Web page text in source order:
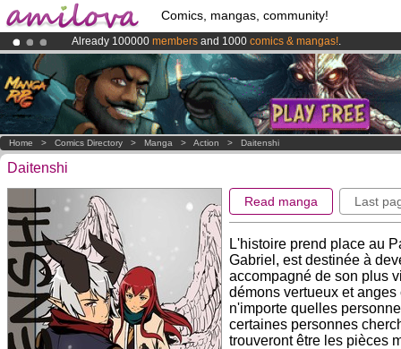
Comics, mangas, community!
Already 100000 members and 1000 comics & mangas!.
AmilovaKickstarter is now LIVE!.
Premium membership from3.95 euros per month !Get membership
Home > Comics Directory > Manga > Action > Daitenshi
Daitenshi
Read manga Last
L'histoire prend place au
Gabriel, est destinée à
accompagné de son plus
démons vertueux et
n'importe quelles
certaines personnes
trouveront être les pièces